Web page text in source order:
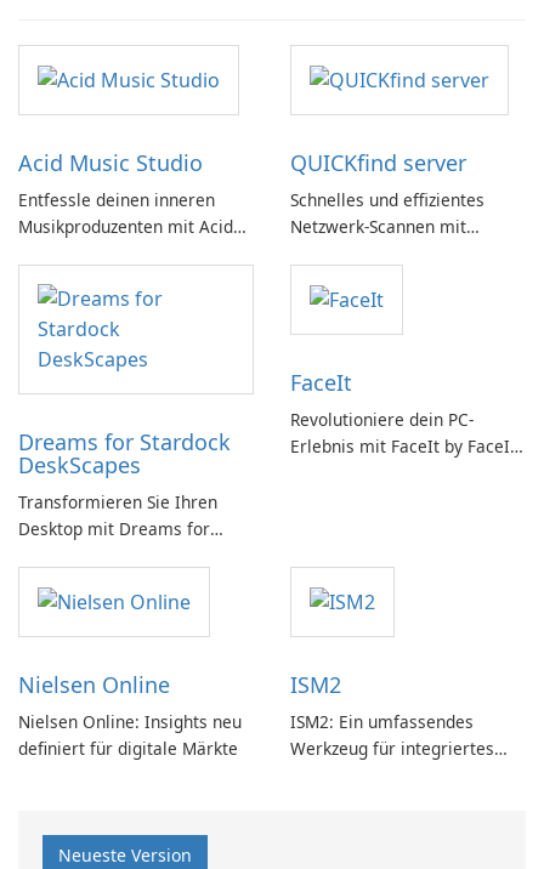
Acid Music Studio
Entfessle deinen inneren
Musikproduzenten mit Acid
QUICKfind server
Schnelles und effizientes
Netzwerk-Scannen mit
Dreams for Stardock
DeskScapes
Transformieren Sie Ihren
Desktop mit Dreams for
FaceIt
Revolutioniere dein PC-
Erlebnis mit FaceIt by FaceIt
Nielsen Online
Nielsen Online: Insights neu
definiert für digitale Märkte
ISM2
ISM2: Ein umfassendes
Werkzeug für integriertes
Neueste Version